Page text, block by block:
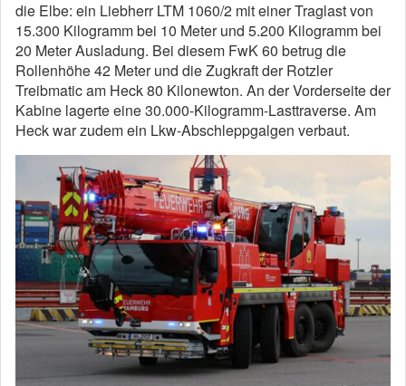
die Elbe: ein Liebherr LTM 1060/2 mit einer Traglast von
15.300 Kilogramm bei 10 Meter und 5.200 Kilogramm bei
20 Meter Ausladung. Bei diesem FwK 60 betrug die
Rollenhöhe 42 Meter und die Zugkraft der Rotzler
Treibmatic am Heck 80 Kilonewton. An der Vorderseite der
Kabine lagerte eine 30.000-Kilogramm-Lasttraverse. Am
Heck war zudem ein Lkw-Abschleppgalgen verbaut.